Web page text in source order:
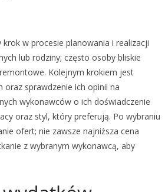
w procesie planowania i realizacji
lub rodziny; często osoby bliskie
Kolejnym krokiem jest
oraz sprawdzenie ich opinii na
wykonawców o ich doświadczenie
oraz styl, który preferują. Po wybraniu
ofert; nie zawsze najniższa cena
z wybranym wykonawcą, aby